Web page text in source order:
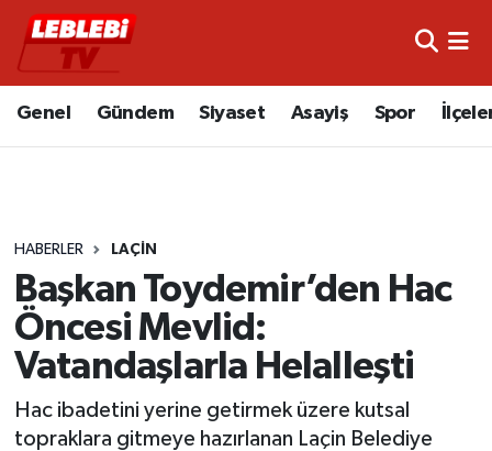
Genel Gündem Siyaset Asayiş Spor
HABERLER LAÇIN
Başkan Toydemir’den Hac
Öncesi Mevlid:
Vatandaşlarla Helalleşti
Hac ibadetini yerine getirmek üzere kutsal
topraklara gitmeye hazırlanan Laçin Belediye
Hava Durumu
Süper Lig Puan Durumu ve Fikstür
Tüm Manşetler
Son Dakika Haberleri
Haber Arşivi